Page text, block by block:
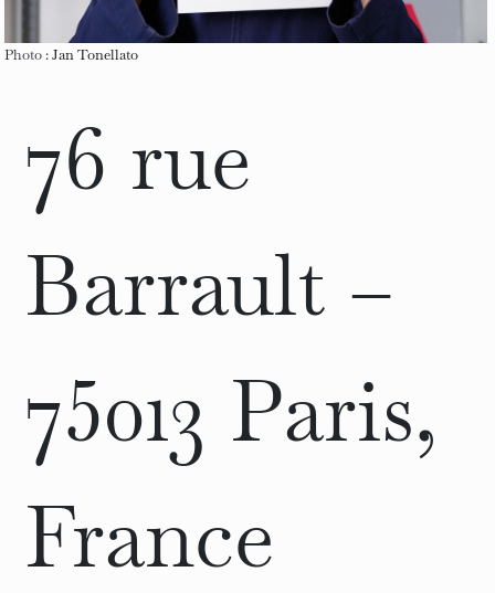
Photo :Jan Tonellato
76 rue
Barrault –
75013 Paris,
France